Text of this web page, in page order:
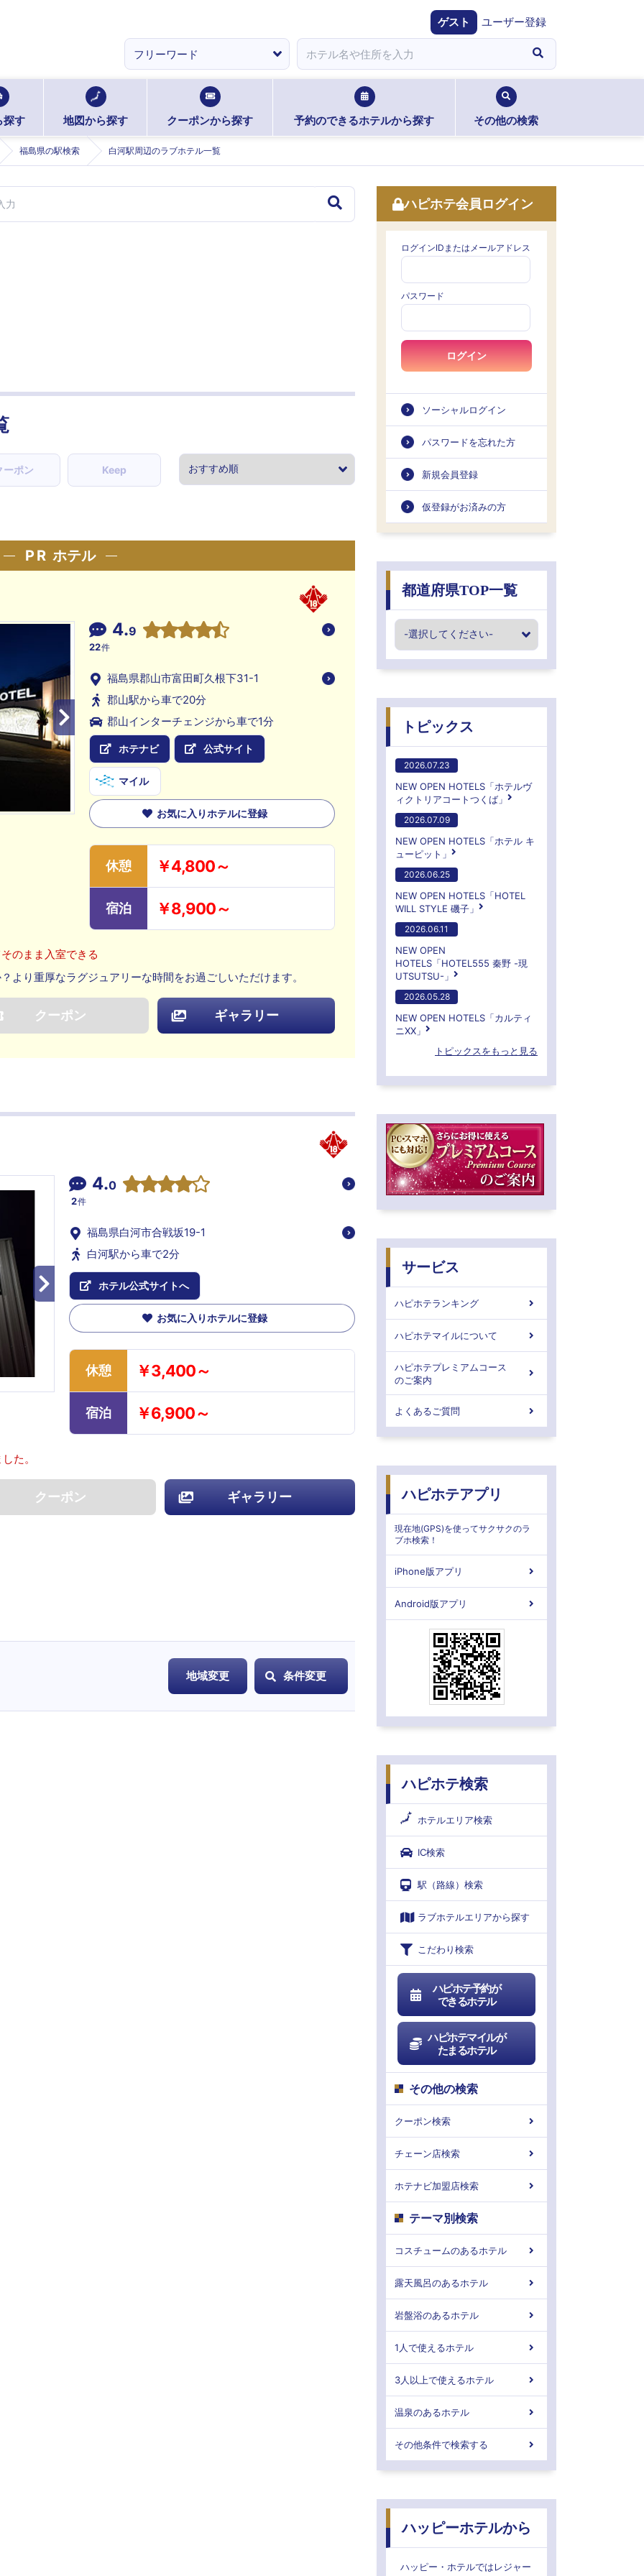
ゲスト ユーザー登録
探す 地図から探す クーポンから探す 予約のできるホテルから探す その他の検索
福島県の駅検索 白河駅周辺のラブホテル一覧
ーポン Keep
PR ホテル
4.9
22件
福島県郡山市富田町久根下31-1
郡山駅から車で20分
郡山インターチェンジから車で1分
ホテナビ 公式サイト
マイル
お気に入りホテルに登録
休憩 ￥4,800～
宿泊 ￥8,900～
のまま入室できる
より重厚なラグジュアリーな時間をお過ごしいただけます。
クーポン ギャラリー
4.0
2件
福島県白河市合戦坂19-1
白河駅から車で2分
ホテル公式サイトへ
お気に入りホテルに登録
休憩 ￥3,400～
宿泊 ￥6,900～
た。
クーポン ギャラリー
地域変更 条件変更
ハピホテ会員ログイン
ログインIDまたはメールアドレス
パスワード
ログイン
ソーシャルログイン
パスワードを忘れた方
新規会員登録
仮登録がお済みの方
都道府県TOP一覧
トピックス
2026.07.23
NEW OPEN HOTELS「ホテルヴ
ィクトリアコートつくば」
2026.07.09
NEW OPEN HOTELS「ホテル キ
ューピット」
2026.06.25
NEW OPEN HOTELS「HOTEL
WILL STYLE 磯子」
2026.06.11
NEW OPEN
HOTELS「HOTEL555 秦野 -現
UTSUTSU-」
2026.05.28
NEW OPEN HOTELS「カルティ
ニXX」
トピックスをもっと見る
サービス
ハピホテランキング
ハピホテマイルについて
ハピホテプレミアムコース
のご案内
よくあるご質問
ハピホテアプリ
現在地(GPS)を使ってサクサクのラ
ブホ検索！
iPhone版アプリ
Android版アプリ
ハピホテ検索
ホテルエリア検索
IC検索
駅（路線）検索
ラブホテルエリアから探す
こだわり検索
ハピホテ予約が
できるホテル
ハピホテマイルが
たまるホテル
その他の検索
クーポン検索
チェーン店検索
ホテナビ加盟店検索
テーマ別検索
コスチュームのあるホテル
露天風呂のあるホテル
岩盤浴のあるホテル
1人で使えるホテル
3人以上で使えるホテル
温泉のあるホテル
その他条件で検索する
ハッピーホテルから
ハッピー・ホテルではレジャー